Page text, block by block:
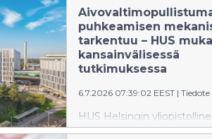
en del hjärnaneurysm
Resultaten kan i framtiden
att bättre än i nuläget
aneurysmen med störst
och stödja utvecklingen av
har publicerats i den
tidskriften Nature
puhkeamisen
tarkentuu – HUS
kansainvälisessä
tutkimuksessa
6.7.2026 07:39:02 EEST | Tiedote
HUS Helsingin
oli mukana